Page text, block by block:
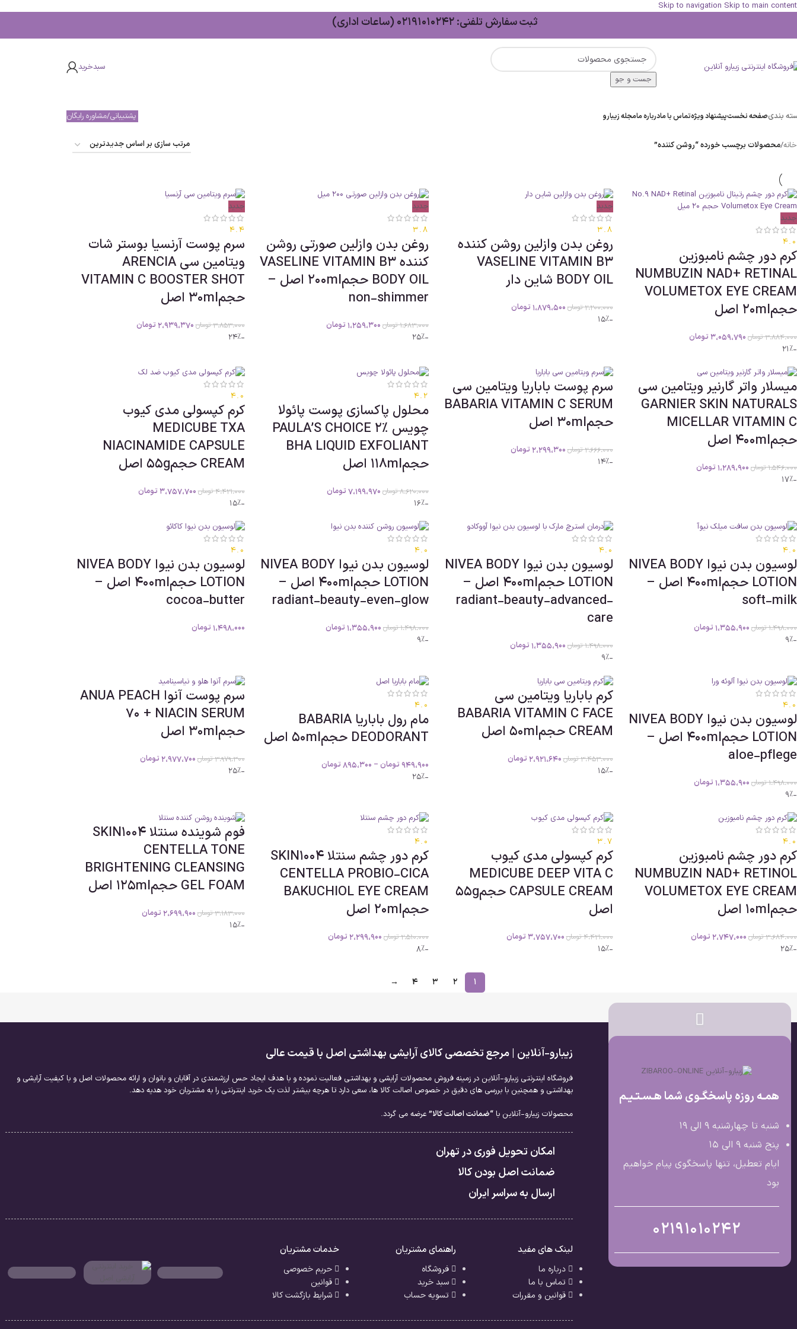
Skip to navigation Skip to main content
ثبت سفارش تلفنی: 02191010242 (ساعات اداری)
جست و جو
سبدخرید
بندیصفحه نخستپیشنهاد ویژهتماس با مادرباره مامجله زیبارو پشتیبانی/مشاوره رایگان
خانه/محصولات برچسب خورده “روشن کننده”
جدید
4.0
کرم دور چشم نامبوزین
NUMBUZIN NAD+ RETINAL
VOLUMETOX EYE CREAM
حجم20ml اصل
3،884،000 تومان 3،059،790 تومان
-21%
جدید
3.8
روغن بدن وازلین روشن کننده
VASELINE VITAMIN B3
BODY OIL شاین دار
2،200،000 تومان1،879،500 تومان
-15%
جدید
3.8
روغن بدن وازلین صورتی روشن
کننده VASELINE VITAMIN B3
BODY OIL حجم200ml اصل –
non-shimmer
1،683،000 تومان 1،259،300 تومان
-25%
جدید
4.4
سرم پوست آرنسیا بوستر شات
ویتامین سی ARENCIA
VITAMIN C BOOSTER SHOT
حجم30ml اصل
3،853،000 تومان2،939،370 تومان
-24%
میسلار واتر گارنیر ویتامین سی
GARNIER SKIN NATURALS
MICELLAR VITAMIN C
حجم400ml اصل
1،546،000 تومان 1،289،900 تومان
-17%
سرم پوست باباریا ویتامین سی
BABARIA VITAMIN C SERUM
حجم30ml اصل
2،666،000 تومان2،299،300 تومان
-14%
4.2
محلول پاکسازی پوست پائولا
چویس PAULA’S CHOICE 2%
BHA LIQUID EXFOLIANT
حجم118ml اصل
8،620،000 تومان 7،199،970 تومان
-16%
4.0
کرم کپسولی مدی کیوب
MEDICUBE TXA
NIACINAMIDE CAPSULE
CREAM حجم55g اصل
4،421،000 تومان3،757،700 تومان
-15%
4.0
لوسیون بدن نیوا NIVEA BODY
LOTION حجم400ml اصل –
soft-milk
1،498،000 تومان 1،355،900 تومان
-9%
4.0
لوسیون بدن نیوا NIVEA BODY
LOTION حجم400ml اصل –
radiant-beauty-advanced-
care
1،498،000 تومان1،355،900 تومان
-9%
4.0
لوسیون بدن نیوا NIVEA BODY
LOTION حجم400ml اصل –
radiant-beauty-even-glow
1،498،000 تومان 1،355،900 تومان
-9%
4.0
لوسیون بدن نیوا NIVEA BODY
LOTION حجم400ml اصل –
cocoa-butter
1،498،000 تومان
4.0
لوسیون بدن نیوا NIVEA BODY
LOTION حجم400ml اصل –
aloe-pflege
1،498،000 تومان 1،355،900 تومان
-9%
کرم باباریا ویتامین سی
BABARIA VITAMIN C FACE
CREAM حجم50ml اصل
3،453،000 تومان2،921،640 تومان
-15%
4.0
مام رول باباریا BABARIA
DEODORANT حجم50ml اصل
949،900 تومان – 895،300 تومان
-25%
سرم پوست آنوا ANUA PEACH
70 + NIACIN SERUM
حجم30ml اصل
3،979،300 تومان2،977،700 تومان
-25%
4.0
کرم دور چشم نامبوزین
NUMBUZIN NAD+ RETINOL
VOLUMETOX EYE CREAM
حجم10ml اصل
3،684،000 تومان 2،747،000 تومان
-25%
3.7
کرم کپسولی مدی کیوب
MEDICUBE DEEP VITA C
CAPSULE CREAM حجم55g
اصل
4،421،000 تومان3،757،700 تومان
-15%
4.0
کرم دور چشم سنتلا SKIN1004
CENTELLA PROBIO-CICA
BAKUCHIOL EYE CREAM
حجم20ml اصل
2،510،000 تومان 2،299،900 تومان
-8%
فوم شوینده سنتلا SKIN1004
CENTELLA TONE
BRIGHTENING CLEANSING
GEL FOAM حجم125ml اصل
3،183،000 تومان2،699،900 تومان
-15%
1
2
3
4
→
همـه روزه پاسخگـوی شما هـسـتـیـم
شنبه تا چهارشنبه 9 الی ۱۹
پنج شنبه 9 الی ۱۵
ایام تعطیل، تنها پاسخگوی پیام خواهیم
بود
02191010242
زیبارو-آنلاین | مرجع تخصصی کالای آرایشی بهداشتی اصل با قیمت عالی
فروشگاه اینترنتی زیبارو-آنلاین در زمینه فروش محصولات آرایشی و بهداشتی فعالیت نموده و با هدف ایجاد حس ارزشمندی در آقایان و بانوان و ارائه محصولات اصل و با کیفیت آرایشی و
بهداشتی و همچنین با بررسی های دقیق در خصوص اصالت کالا ها، سعی دارد تا هرچه بیشتر لذت یک خرید اینترنتی را به مشتریان خود هدیه دهد.
محصولات زیبارو-آنلاین با“ضمانت اصالت کالا” عرضه می گردد.
امکان تحویل فوری در تهران
ضمانت اصل بودن کالا
ارسال به سراسر ایران
لینک های مفید
درباره ما
تماس با ما
قوانین و مقررات
راهنمای مشتریان
فروشگاه
سبد خرید
تسویه حساب
خدمات مشتریان
حریم خصوصی
قوانین
شرایط بازگشت کالا